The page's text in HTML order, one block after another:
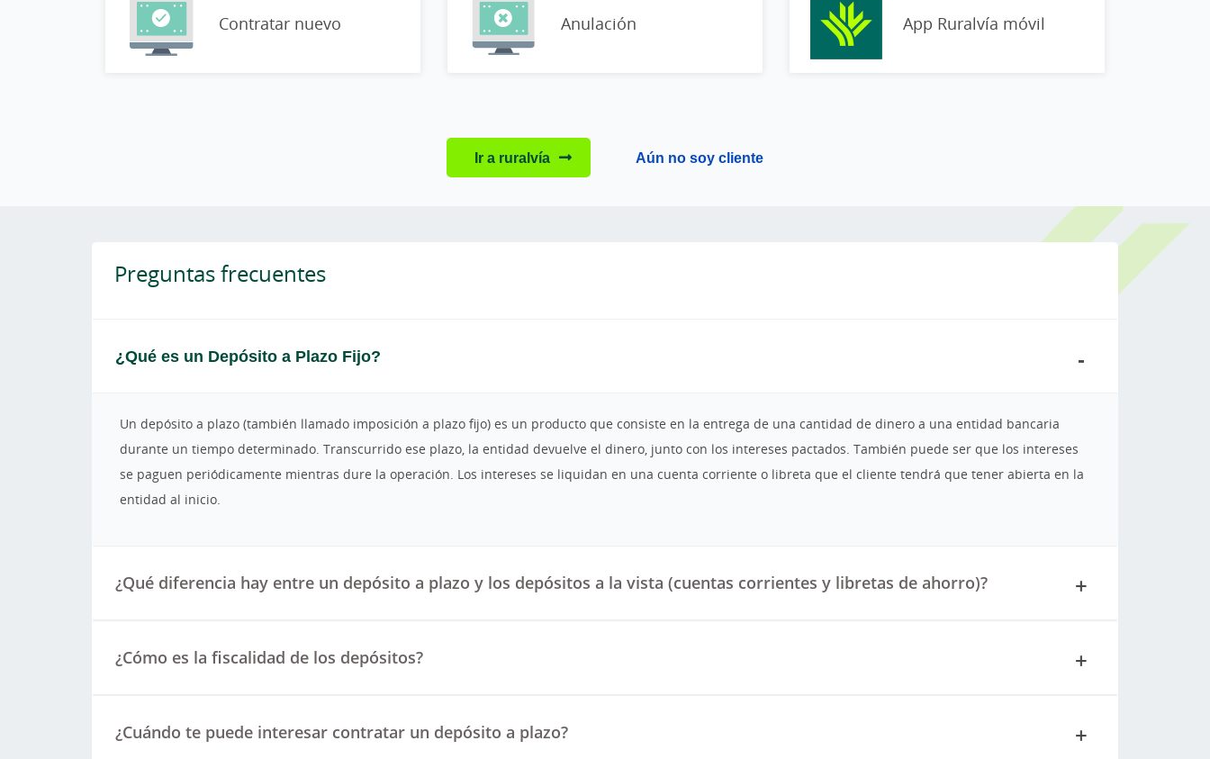
Contratar nuevo Anulación App Ruralvía móvil
Ir a ruralvía Aún no soy cliente
Preguntas frecuentes
¿Qué es un Depósito a Plazo Fijo?
Un depósito a plazo (también llamado imposición a plazo fijo) es un producto que consiste en la entrega de una cantidad de dinero a una entidad bancaria
durante un tiempo determinado. Transcurrido ese plazo, la entidad devuelve el dinero, junto con los intereses pactados. También puede ser que los intereses
se paguen periódicamente mientras dure la operación. Los intereses se liquidan en una cuenta corriente o libreta que el cliente tendrá que tener abierta en la
entidad al inicio.
¿Qué diferencia hay entre un depósito a plazo y los depósitos a la vista (cuentas corrientes y libretas de ahorro)?
¿Cómo es la fiscalidad de los depósitos?
¿Cuándo te puede interesar contratar un depósito a plazo?